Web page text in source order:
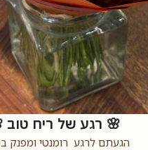
🌸 רגע של ריח טוב
הגעתם לרגע רומנטי ומפנק